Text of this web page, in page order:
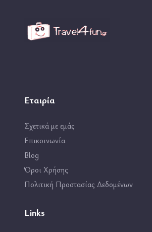
Εταιρία
Σχετικά με εμάς
Επικοινωνία
Blog
Όροι Χρήσης
Πολιτική Προστασίας Δεδομένων
Links